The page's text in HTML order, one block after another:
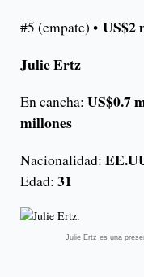
#5 (empate) • US$2
Julie Ertz
En cancha: US$0.7
millones
Nacionalidad:
Edad: 31
Julie Ertz es una